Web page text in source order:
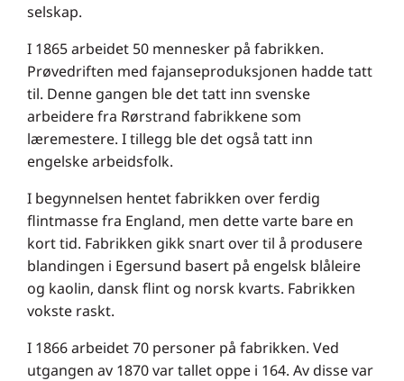
selskap.
I 1865 arbeidet 50 mennesker på fabrikken.
Prøvedriften med fajanseproduksjonen hadde tatt
til. Denne gangen ble det tatt inn svenske
arbeidere fra Rørstrand fabrikkene som
læremestere. I tillegg ble det også tatt inn
engelske arbeidsfolk.
I begynnelsen hentet fabrikken over ferdig
flintmasse fra England, men dette varte bare en
kort tid. Fabrikken gikk snart over til å produsere
blandingen i Egersund basert på engelsk blåleire
og kaolin, dansk flint og norsk kvarts. Fabrikken
vokste raskt.
I 1866 arbeidet 70 personer på fabrikken. Ved
utgangen av 1870 var tallet oppe i 164. Av disse var